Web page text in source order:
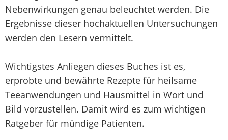
Nebenwirkungen genau beleuchtet werden. Die
Ergebnisse dieser hochaktuellen Untersuchungen
werden den Lesern vermittelt.
Wichtigstes Anliegen dieses Buches ist es,
erprobte und bewährte Rezepte für heilsame
Teeanwendungen und Hausmittel in Wort und
Bild vorzustellen. Damit wird es zum wichtigen
Ratgeber für mündige Patienten.